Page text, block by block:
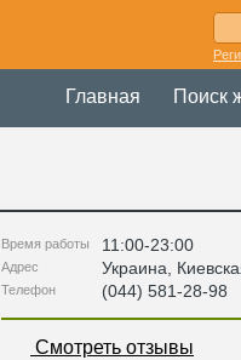
Главная Поиск
Время работы 11:00-23:00
Адрес Украина
Телефон (044) 581-28-98
Смотреть отзывы